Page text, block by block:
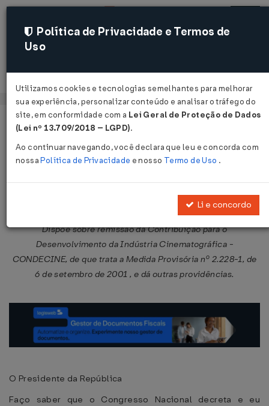
Acessar
Página Inicial Legislações
Lei nº 10.454 de 13/05/2002
Dispõe sobre remissão da Contribuição para o
Desenvolvimento da Indústria Cinematográfica -
CONDECINE, de que trata a Medida Provisória nº 2.228-1, de
6 de setembro de 2001 , e dá outras providências.
O Presidente da República
Faço saber que o Congresso Nacional decreta e eu
Política de Privacidade e Termos de
Uso
Utilizamos cookies e tecnologias semelhantes para melhorar
sua experiência, personalizar conteúdo e analisar o tráfego do
site, em conformidade com a Lei Geral de Proteção de Dados
(Lei nº 13.709/2018 – LGPD).
Ao continuar navegando, você declara que leu e concorda com
nossaPolítica de Privacidade e nosso Termo de Uso .
Li e concordo